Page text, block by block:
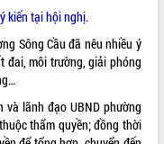
kiến tại hội nghị.
Sông Cầu đã nêu nhiều ý
đai, môi trường, giải phóng
lãnh đạo UBND phường
thẩm quyền; đồng thời